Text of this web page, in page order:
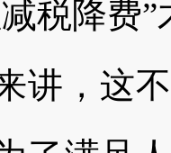
税降费
讲，这